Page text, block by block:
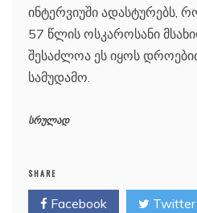
ინტერვიუში ადასტურებს,
57 წლის ოსკაროსანი
შესაძლოა ეს იყოს
სამუდამო.
სრულად
SHARE
Facebook Twitter